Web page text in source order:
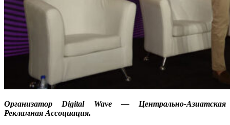
Организатор Digital Wave — Центрально-Азиатская
Рекламная Ассоциация.